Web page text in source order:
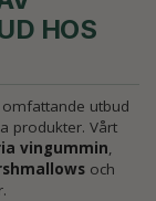
HOS
omfattande utbud
produkter. Vårt
vingummin,
och